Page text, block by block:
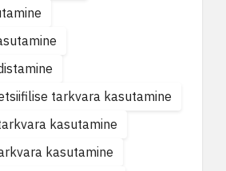
tarkvara kasutamine
kasutamine
kasutamine